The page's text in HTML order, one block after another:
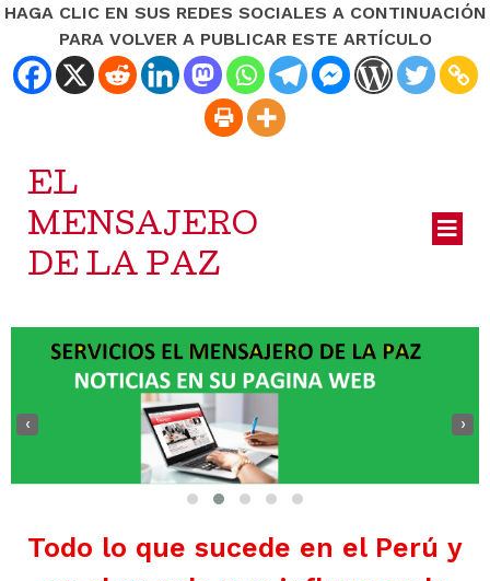
HAGA CLIC EN SUS REDES SOCIALES A CONTINUACIÓN
PARA VOLVER A PUBLICAR ESTE ARTÍCULO
EL
MENSAJERO
DE LA PAZ
‹ ›
Todo lo que sucede en el Perú y